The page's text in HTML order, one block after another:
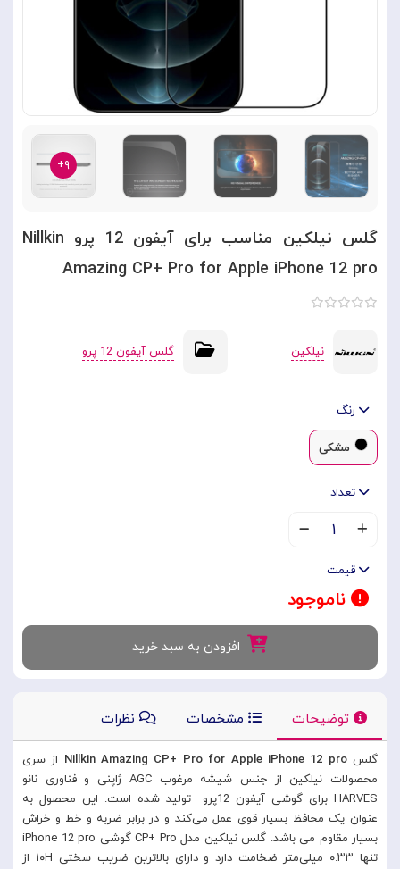
۹+
گلس نیلکین مناسب برای آیفون 12 پرو Nillkin
Amazing CP+ Pro for Apple iPhone 12 pro
نیلکین گلس آیفون 12 پرو
رنگ
مشکی
تعداد
۱
قیمت
ناموجود
افزودن به سبد خرید
توضیحات مشخصات نظرات
گلسNillkin Amazing CP+ Pro for Apple iPhone 12 pro از سری
محصولات نیلکین از جنس شیشه مرغوب AGC ژاپنی و فناوری نانو
HARVES برای گوشی آیفون 12پرو تولید شده است. این محصول به
عنوان یک محافظ بسیار قوی عمل می‌کند و در برابر ضربه و خط و خراش
بسیار مقاوم می باشد. گلس نیلکین مدل CP+ Pro گوشی iPhone 12 pro
تنها ۰.۳۳ میلی‌متر ضخامت دارد و دارای بالاترین ضریب سختی ۱۰H از